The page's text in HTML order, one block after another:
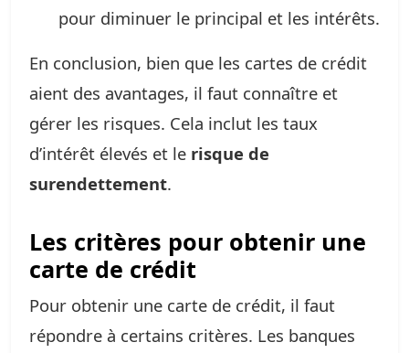
pour diminuer le principal et les intérêts.
En conclusion, bien que les cartes de crédit
aient des avantages, il faut connaître et
gérer les risques. Cela inclut les taux
d’intérêt élevés et le risque de
surendettement.
Les critères pour obtenir une
carte de crédit
Pour obtenir une carte de crédit, il faut
répondre à certains critères. Les banques